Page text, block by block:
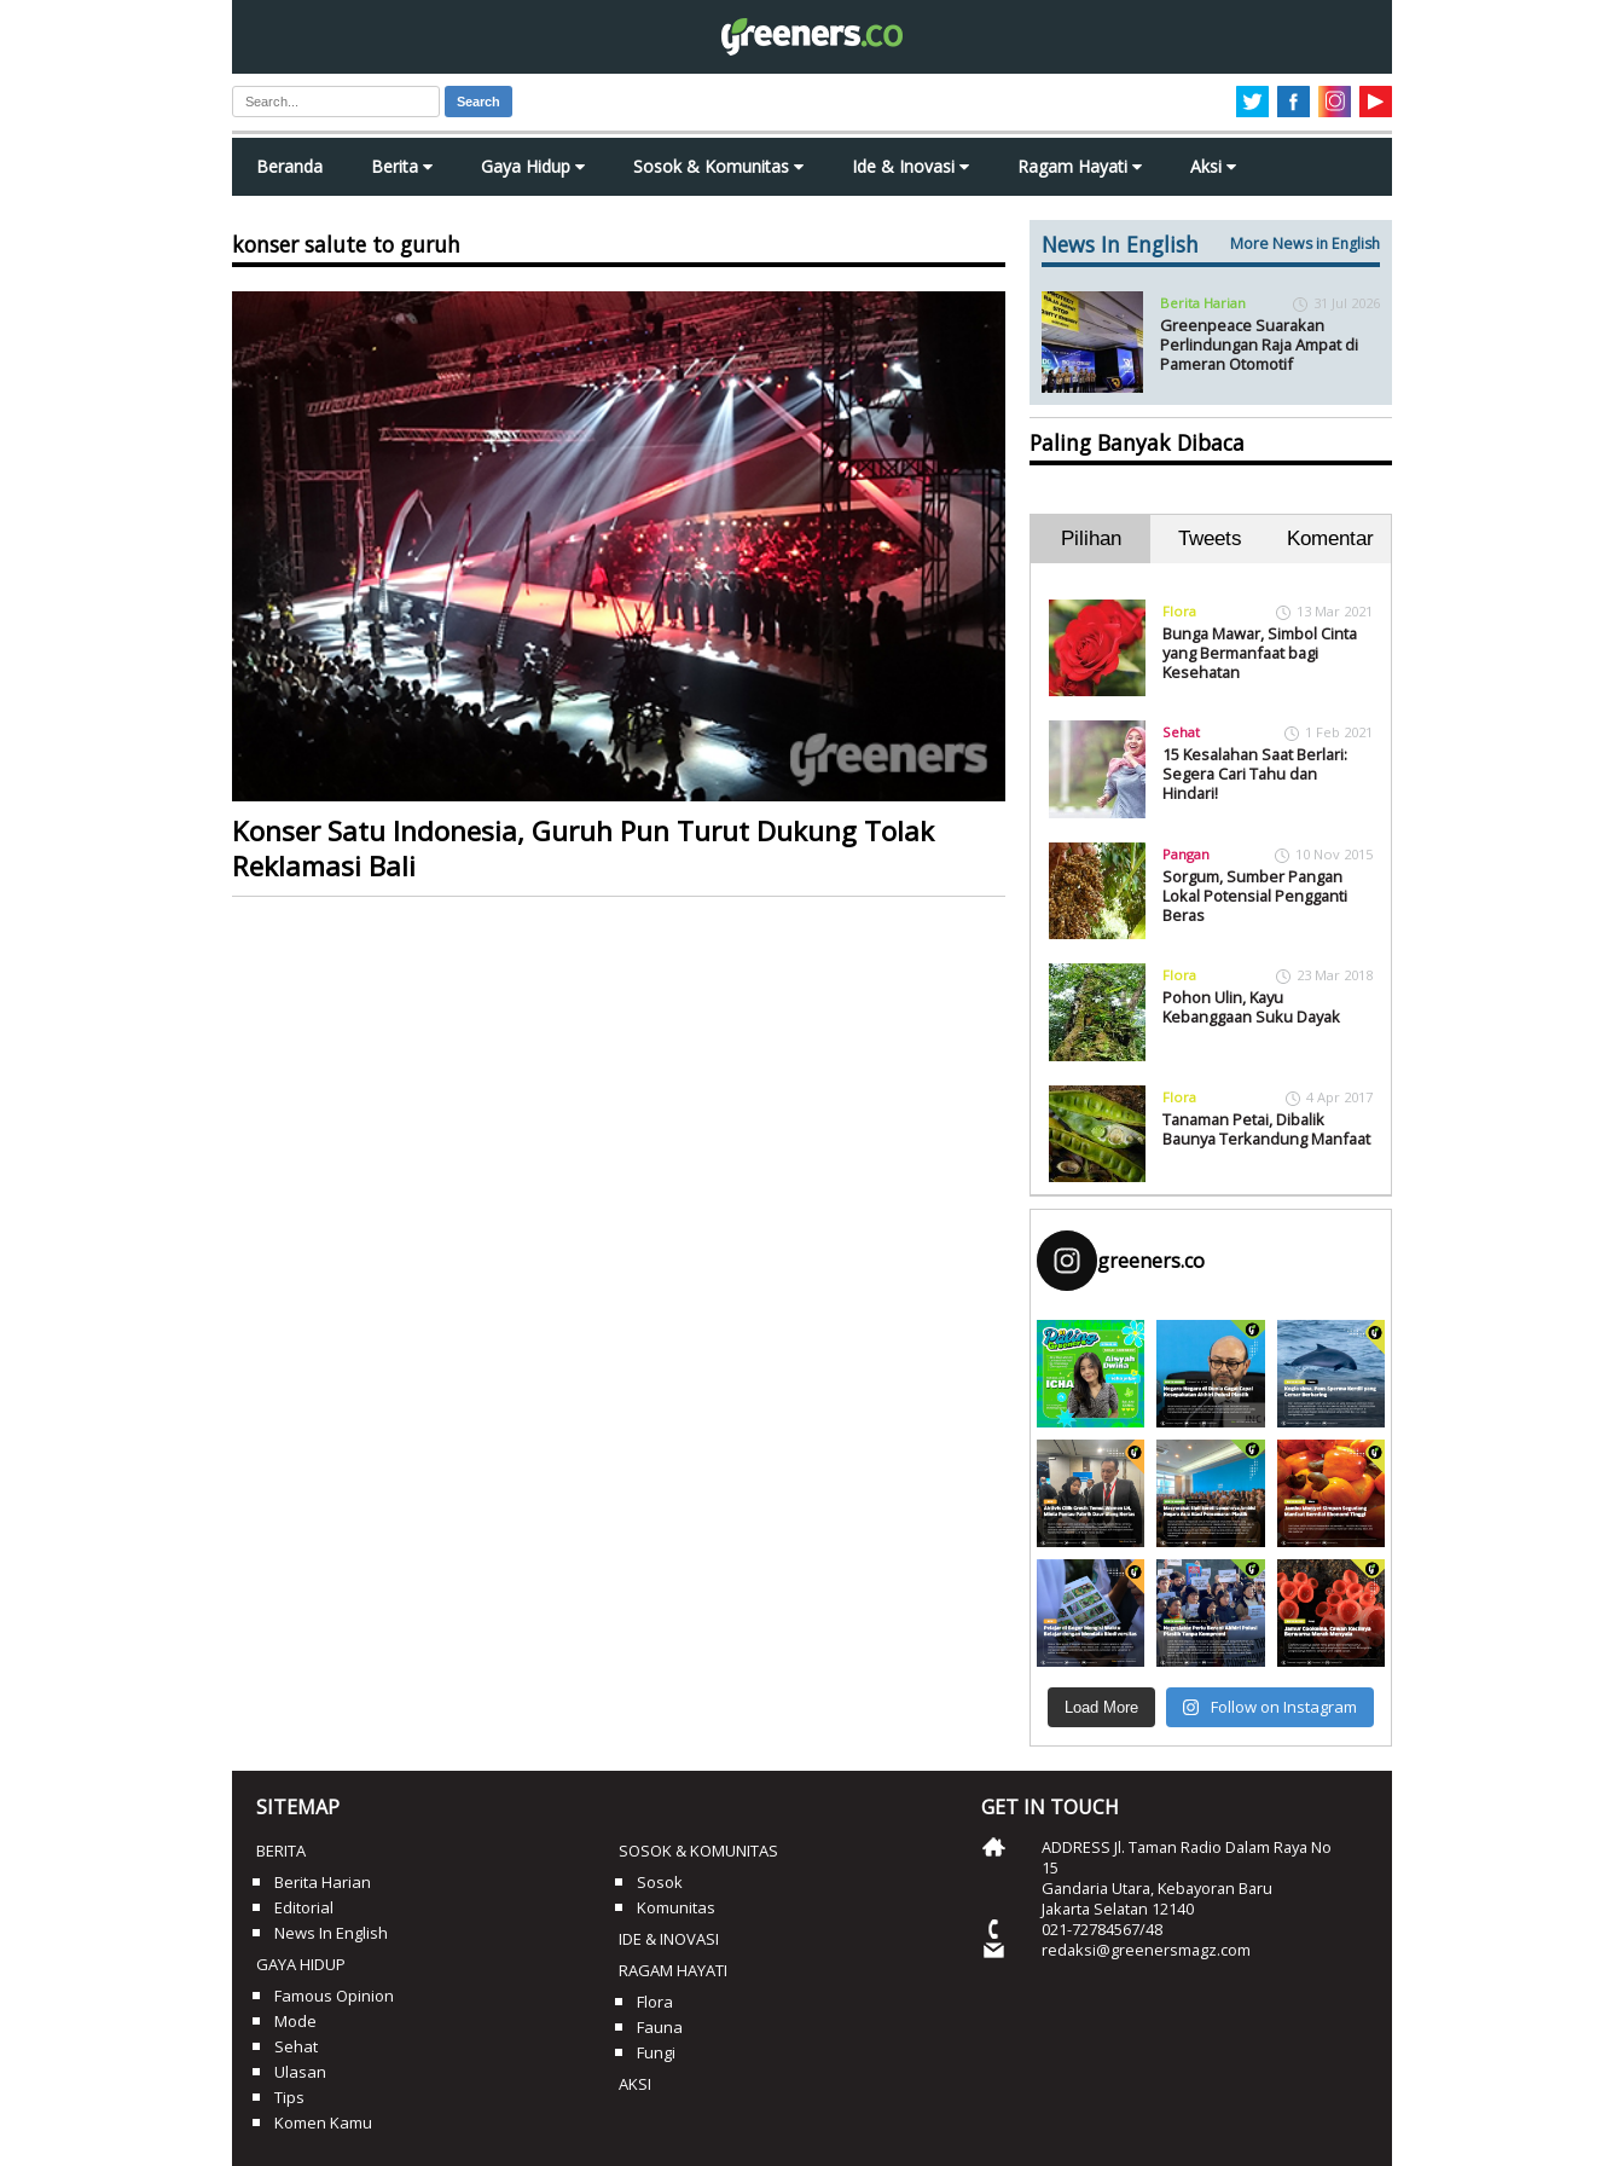
Search
Beranda Berita Gaya Hidup Sosok & Komunitas Ide & Inovasi Ragam Hayati Aksi
konser salute to guruh
Konser Satu Indonesia, Guruh Pun Turut Dukung Tolak
Reklamasi Bali
News In English More News in English
Berita Harian 31 Jul 2026
Greenpeace Suarakan
Perlindungan Raja Ampat di
Pameran Otomotif
Paling Banyak Dibaca
Pilihan Tweets Komentar
Flora 13 Mar 2021
Bunga Mawar, Simbol Cinta
yang Bermanfaat bagi
Kesehatan
Sehat 1 Feb 2021
15 Kesalahan Saat Berlari:
Segera Cari Tahu dan
Hindari!
Pangan 10 Nov 2015
Sorgum, Sumber Pangan
Lokal Potensial Pengganti
Beras
Flora 23 Mar 2018
Pohon Ulin, Kayu
Kebanggaan Suku Dayak
Flora 4 Apr 2017
Tanaman Petai, Dibalik
Baunya Terkandung Manfaat
greeners.co
Load More Follow on Instagram
SITEMAP
BERITA
Berita Harian
Editorial
News In English
GAYA HIDUP
Famous Opinion
Mode
Sehat
Ulasan
Tips
Komen Kamu
SOSOK & KOMUNITAS
Sosok
Komunitas
IDE & INOVASI
RAGAM HAYATI
Flora
Fauna
Fungi
AKSI
GET IN TOUCH
ADDRESS Jl. Taman Radio Dalam Raya No
15
Gandaria Utara, Kebayoran Baru
Jakarta Selatan 12140
021-72784567/48
redaksi@greenersmagz.com